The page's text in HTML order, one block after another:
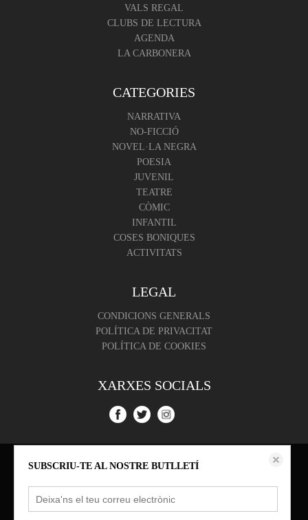
VALS REGAL
CLUBS DE LECTURA
AGENDA
LA CARBONERA
CATEGORIES
NARRATIVA
NO-FICCIÓ
NOVEL·LA NEGRA
POESIA
JUVENIL
TEATRE
CÒMIC
INFANTIL
COSES BONIQUES
ACTIVITATS
LEGAL
CONDICIONS GENERALS
POLÍTICA DE PRIVACITAT
POLÍTICA DE COOKIES
XARXES SOCIALS
Aquest lloc web emmagatzema dades com galetes per habilitar la funcionalitat
configuració en qualsevol moment o acceptar els paràmetres per defecte.
política de cookies
SUBSCRIU-TE AL NOSTRE BUTLLETÍ